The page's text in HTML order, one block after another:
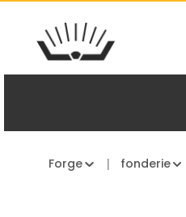
au contenu principal
Passer à la navigation principale
Forge fonderie